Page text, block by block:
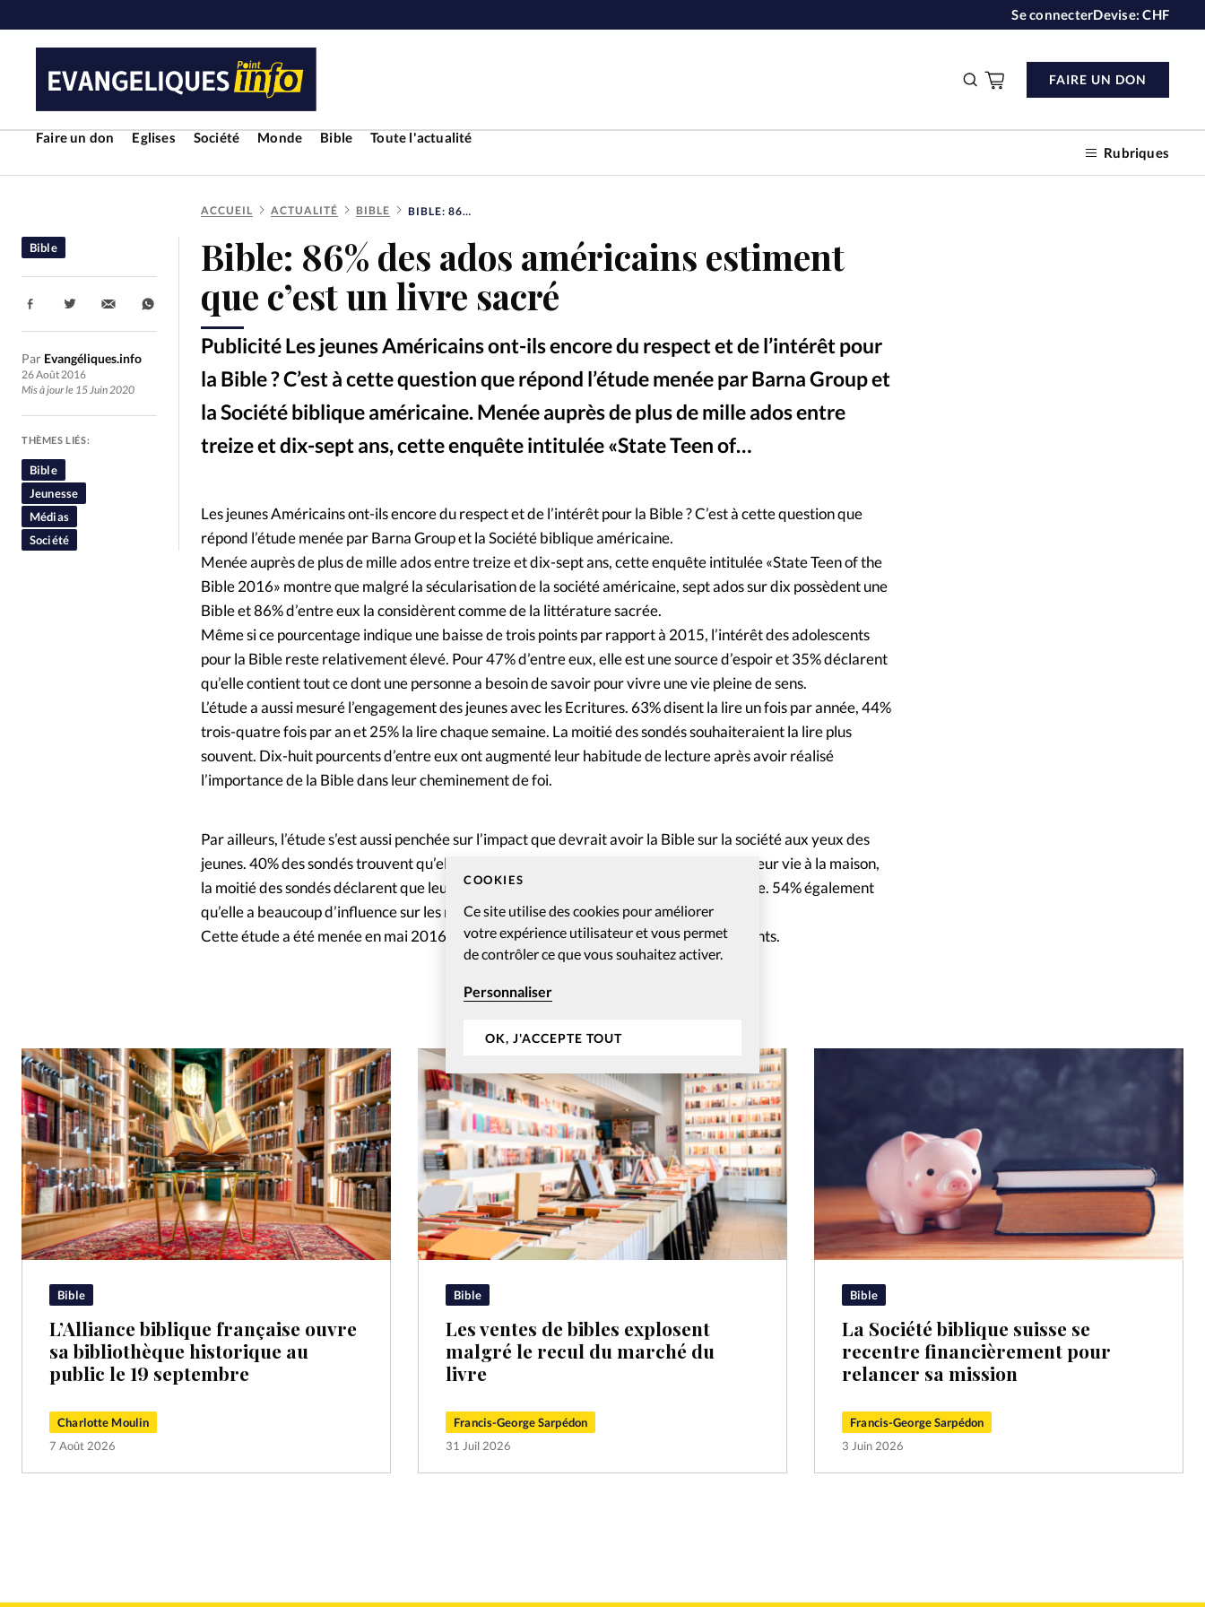
COOKIES
Ce site utilise des cookies pour améliorer
votre expérience utilisateur et vous permet
de contrôler ce que vous souhaitez activer.
Personnaliser
OK, J'ACCEPTE TOUT
Se connecterDevise:CHF
Faire un don Eglises Société Monde Bible
Toute l'actualité
Rubriques
FAIRE UN DON
RUBRIQUES
Toute l'actualité Bible
Culture
Economie
Eglises
Liberté religieuse
Mission
Monde
People
Politique Religions Société
Faire un don
La rédaction
Mon compte
Nous contacter
ACCUEIL ACTUALITÉ BIBLE BIBLE: 86% DES ADOS AMÉRICAINS ESTIMENT QUE C’EST UN LIVRE SACRÉ
Bible: 86% des ados américains estiment
que c’est un livre sacré
Publicité Les jeunes Américains ont-ils encore du respect et de l’intérêt pour
la Bible ? C’est à cette question que répond l’étude menée par Barna Group et
la Société biblique américaine. Menée auprès de plus de mille ados entre
treize et dix-sept ans, cette enquête intitulée «State Teen of…
Bible
Par Evangéliques.info
26 Août 2016
Mis à jour le 15 Juin 2020
Partager:
THÈMES LIÉS:
Bible
Jeunesse
Médias
Société
Les jeunes Américains ont-ils encore du respect et de l’intérêt pour la Bible ? C’est à cette question que
répond l’étude menée par Barna Group et la Société biblique américaine.
Menée auprès de plus de mille ados entre treize et dix-sept ans, cette enquête intitulée «State Teen of the
Bible 2016» montre que malgré la sécularisation de la société américaine, sept ados sur dix possèdent une
Bible et 86% d’entre eux la considèrent comme de la littérature sacrée.
Même si ce pourcentage indique une baisse de trois points par rapport à 2015, l’intérêt des adolescents
pour la Bible reste relativement élevé. Pour 47% d’entre eux, elle est une source d’espoir et 35% déclarent
qu’elle contient tout ce dont une personne a besoin de savoir pour vivre une vie pleine de sens.
L’étude a aussi mesuré l’engagement des jeunes avec les Ecritures. 63% disent la lire un fois par année, 44%
trois-quatre fois par an et 25% la lire chaque semaine. La moitié des sondés souhaiteraient la lire plus
souvent. Dix-huit pourcents d’entre eux ont augmenté leur habitude de lecture après avoir réalisé
l’importance de la Bible dans leur cheminement de foi.
Par ailleurs, l’étude s’est aussi penchée sur l’impact que devrait avoir la Bible sur la société aux yeux des
jeunes. 40% des sondés trouvent qu’elle n’a pas assez d’influence sur celle-ci. Quant à leur vie à la maison,
la moitié des sondés déclarent que leurs parents lisent parfois ou régulièrement la Bible. 54% également
qu’elle a beaucoup d’influence sur les règles de vie à la maison.
Cette étude a été menée en mai 2016, avec une marge d’erreur de plus ou moins 3 points.
Bible
L’Alliance biblique française ouvre
sa bibliothèque historique au
public le 19 septembre
Charlotte Moulin
7 Août 2026
Bible
Les ventes de bibles explosent
malgré le recul du marché du
livre
Francis-George Sarpédon
31 Juil 2026
Bible
La Société biblique suisse se
recentre financièrement pour
relancer sa mission
Francis-George Sarpédon
3 Juin 2026